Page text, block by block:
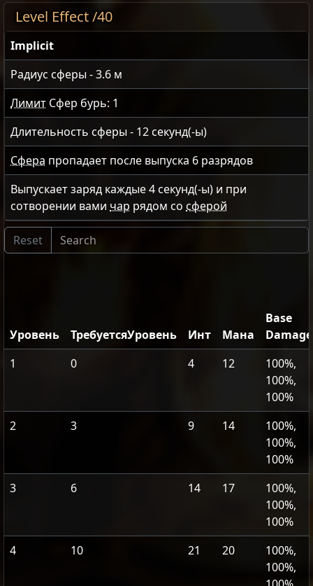
Level Effect /40
Implicit
Радиус сферы -3.6 м
Лимит Сфер бурь: 1
Длительность сферы - 12секунд(-ы)
Сфера пропадает после выпуска 6 разрядов
Выпускает заряд каждые4секунд(-ы) и при
сотворении вами чар рядом со сферой
Уровень ТребуетсяУровень Инт Мана
Base
Damage
1
0 4 12
100%,
100%,
100%
2
3 9 14
100%,
100%,
100%
3
6 14 17
100%,
100%,
100%
4
10 21 20
100%,
100%,